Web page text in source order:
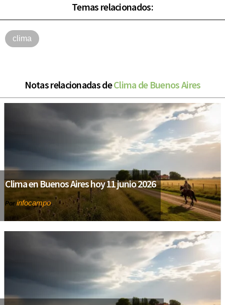
Temas relacionados:
clima
Notas relacionadas deClima de Buenos Aires
Clima en Buenos Aires hoy 11 junio 2026
Por infocampo